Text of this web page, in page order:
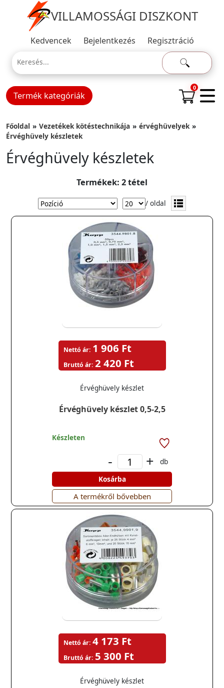
VILLAMOSSÁGI DISZKONT
Kedvencek Bejelentkezés Regisztráció
Termék kategóriák
0
Főoldal Vezetékek kötéstechnikája
érvéghüvelyek
Érvéghüvely készletek
Érvéghüvely készletek
Termékek: 2 tétel
/ oldal
Érvéghüvely készlet 0,5-2,5
Érvéghüvely készlet
Nettó ár: 1 906 Ft
Bruttó ár: 2 420 Ft
Készleten
- +
db
Kosárba
A termékről bővebben
Érvéghüvely készlet
Nettó ár: 4 173 Ft
Bruttó ár: 5 300 Ft